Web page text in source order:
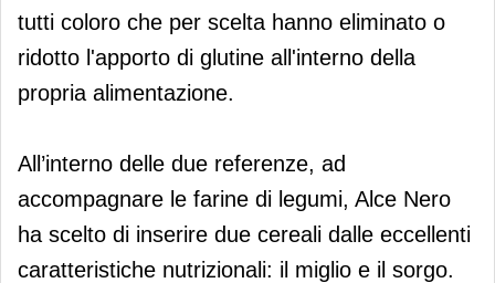
tutti coloro che per scelta hanno eliminato o
ridotto l'apporto di glutine all'interno della
propria alimentazione.
All’interno delle due referenze, ad
accompagnare le farine di legumi, Alce Nero
ha scelto di inserire due cereali dalle eccellenti
caratteristiche nutrizionali: il miglio e il sorgo.